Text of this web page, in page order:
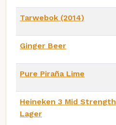
Tarwebok (2014)
Ginger Beer
Pure Piraña Lime
Heineken 3 Mid Strength
Lager